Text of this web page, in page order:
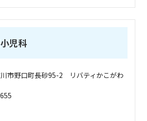
児科
市野口町長砂95-2 リバティかこがわ